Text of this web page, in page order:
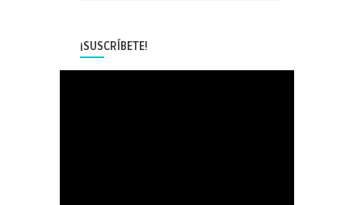
¡SUSCRÍBETE!